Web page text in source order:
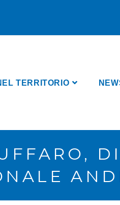
TERRITORIO